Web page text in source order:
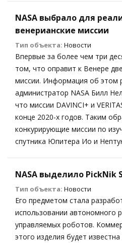
NASA выбрало для
венерианские миссии
Тип объекта: Новости
Впервые за более чем три
том, что оправит к Венере
миссии. Информация об этом
администратор NASA Билл
что миссии DAVINCI+ и
конце 2020-х годов. Таким
конкурирующие миссии по
спутника Юпитера Ио и
NASA выделило PickNik
Тип объекта: Новости
Его предметом стала
использовании автономного
управляемых роботов.
этого изделия будет